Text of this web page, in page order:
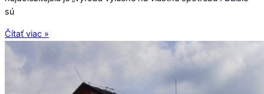
sú
Čítať viac »